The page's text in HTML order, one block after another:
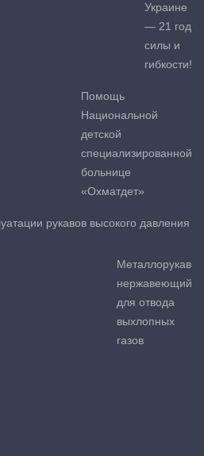
Украине
— 21 год
силы и
гибкости!
Помощь
Национальной
детской
специализированной
больнице
«Охматдет»
рукавов высокого давления
Металлорукав
нержавеющий
для отвода
выхлопных
газов